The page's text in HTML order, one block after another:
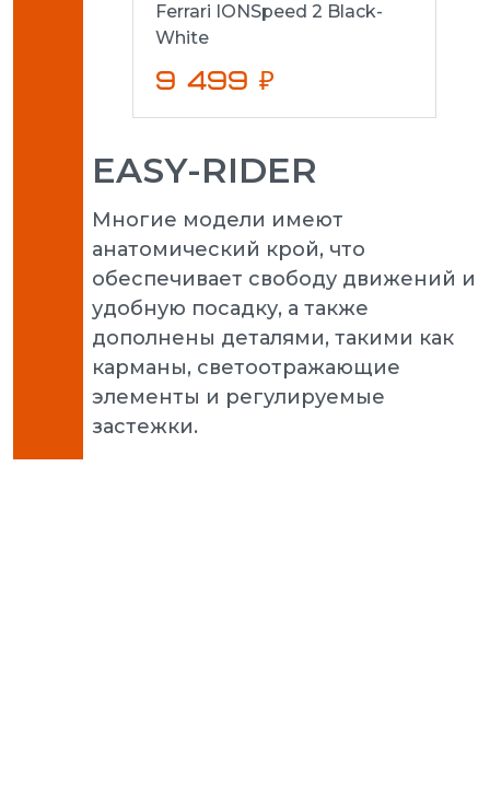
Ferrari IONSpeed 2 Black-
White
9 499 ₽
EASY-RIDER
Многие модели имеют
анатомический крой, что
обеспечивает свободу движений и
удобную посадку, а также
дополнены деталями, такими как
карманы, светоотражающие
элементы и регулируемые
застежки.